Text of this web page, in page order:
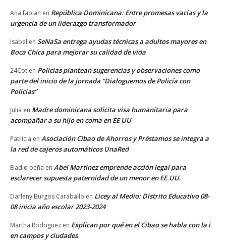
Ana fabian en República Dominicana: Entre promesas vacías y la
urgencia de un liderazgo transformador
Isabel en SeNaSa entrega ayudas técnicas a adultos mayores en
Boca Chica para mejorar su calidad de vida
24Cot en Policías plantean sugerencias y observaciones como
parte del inicio de la jornada “Dialoguemos de Policía con
Policías”
Julia en Madre dominicana solicita visa humanitaria para
acompañar a su hijo en coma en EE UU
Patricia en Asociación Cibao de Ahorros y Préstamos se integra a
la red de cajeros automáticos UnaRed
Eladio peña en Abel Martínez emprende acción legal para
esclarecer supuesta paternidad de un menor en EE.UU.
Darleny Burgos Caraballo en Licey al Medio: Distrito Educativo 08-
08 inicia año escolar 2023-2024
Martha Rodriguez en Explican por qué en el Cibao se habla con la i
en campos y ciudades